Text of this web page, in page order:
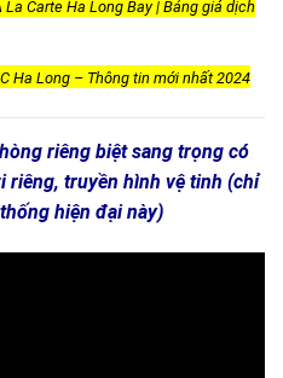
Carte Ha Long Bay | Bảng giá dịch
Ha Long – Thông tin mới nhất 2024
riêng biệt sang trọng có
riêng, truyền hình vệ tinh (chỉ
hiện đại này)